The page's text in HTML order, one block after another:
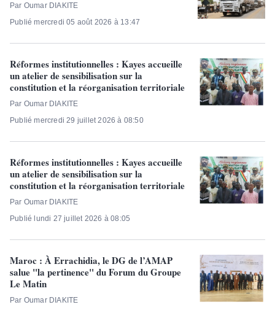
Par Oumar DIAKITE
Publié mercredi 05 août 2026 à 13:47
Réformes institutionnelles : Kayes accueille
un atelier de sensibilisation sur la
constitution et la réorganisation territoriale
Par Oumar DIAKITE
Publié mercredi 29 juillet 2026 à 08:50
Réformes institutionnelles : Kayes accueille
un atelier de sensibilisation sur la
constitution et la réorganisation territoriale
Par Oumar DIAKITE
Publié lundi 27 juillet 2026 à 08:05
Maroc : À Errachidia, le DG de l’AMAP
salue "la pertinence" du Forum du Groupe
Le Matin
Par Oumar DIAKITE